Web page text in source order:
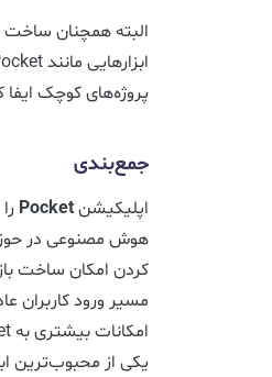
البته همچنان ساخت
پروژه‌های کوچک ایفا
جمع‌بندی
اپلیکیشنPocket
هوش مصنوعی در
کردن امکان ساخت
مسیر ورود کاربران
یکی از محبوب‌ترین